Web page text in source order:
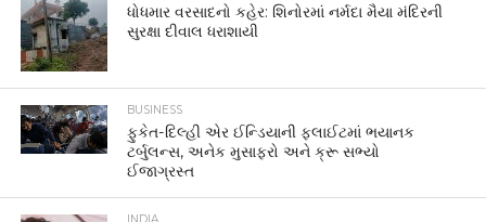
ધોધમાર વરસાદનો કહેર: શિનોરમાં નર્મદા મૈયા મંદિરની
સુરક્ષા દીવાલ ધરાશાયી
BUSINESS
ફુકેત-દિલ્હી એર ઈન્ડિયાની ફ્લાઈટમાં ભયાનક
ટર્બુલન્સ, અનેક મુસાફરો અને ક્રૂ સભ્યો
ઈજાગ્રસ્ત
INDIA